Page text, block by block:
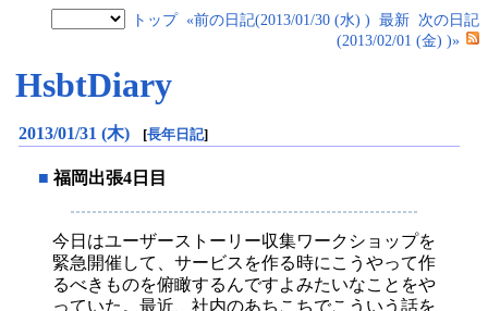
トップ «前の日記(2013/01/30 (水) ) 最新 次の日記
(2013/02/01 (金) )»
HsbtDiary
2013/01/31 (木) [長年日記]
■ 福岡出張4日目
今日はユーザーストーリー収集ワークショップを
緊急開催して、サービスを作る時にこうやって作
るべきものを俯瞰するんですよみたいなことをや
っていた。最近、社内のあちこちでこういう話を